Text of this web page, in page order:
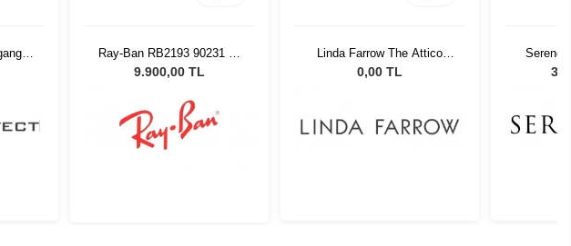
Ray-Ban RB2193 90231 53
Unisex Güneş Gözlüğü
9.900,00 TL
Linda Farrow The Attico
İrene Orange/Silver - Orange
0,00 TL
8933